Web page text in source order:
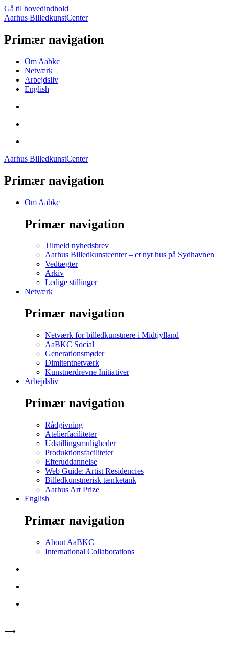
Gå til hovedindhold
Aarhus BilledkunstCenter
Primær navigation
Om Aabkc
Netværk
Arbejdsliv
English
Aarhus BilledkunstCenter
Primær navigation
Om Aabkc
Primær navigation
Tilmeld nyhedsbrev
Aarhus Billedkunstcenter – et nyt hus på Sydhavnen
Vedtægter
Arkiv
Ledige stillinger
Netværk
Primær navigation
Netværk for billedkunstnere i Midtjylland
AaBKC Social
Generationsmøder
Dimitentnetværk
Kunstnerdrevne Initiativer
Arbejdsliv
Primær navigation
Rådgivning
Atelierfaciliteter
Udstillingsmuligheder
Produktionsfaciliteter
Efteruddannelse
Web Guide: Artist Residencies
Billedkunstnerisk tænketank
Aarhus Art Prize
English
Primær navigation
About AaBKC
International Collaborations
⟶